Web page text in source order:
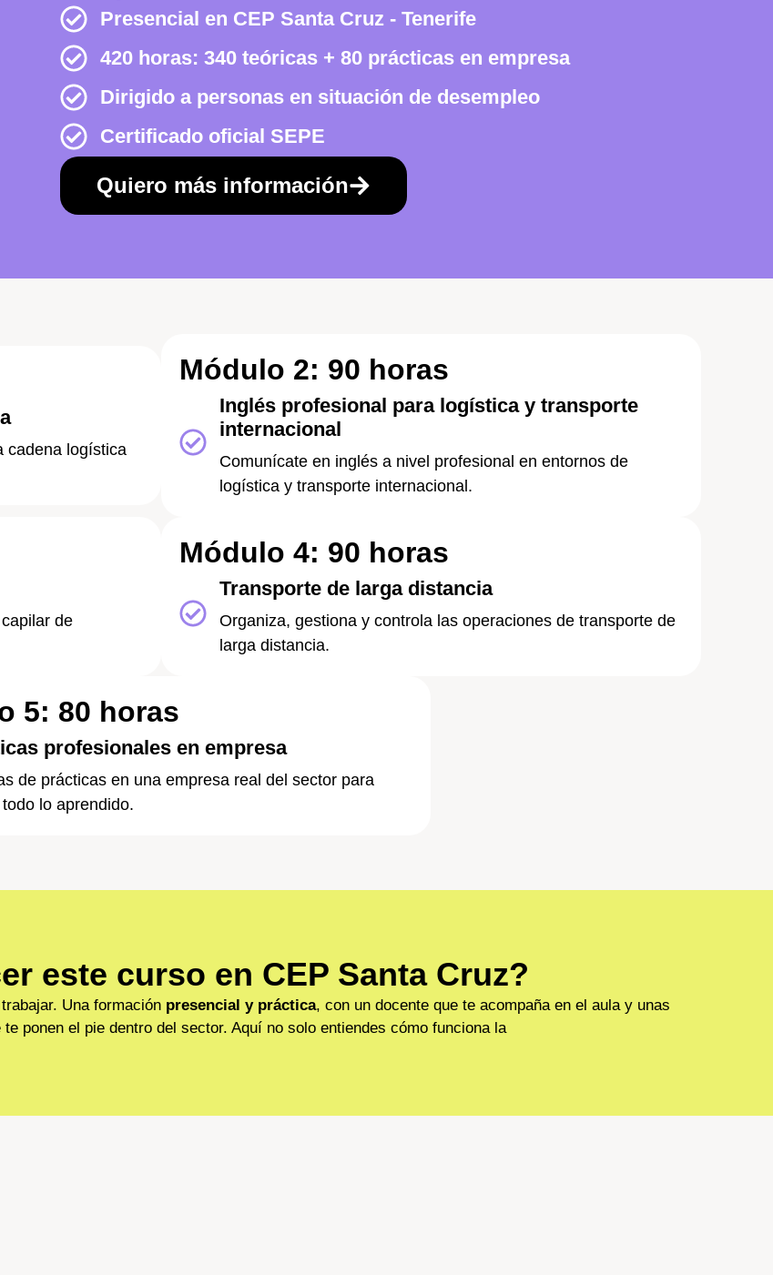
Presencial en CEP Santa Cruz - Tenerife
420 horas: 340 teóricas + 80 prácticas en empresa
Dirigido a personas en situación de desempleo
Certificado oficial SEPE
Quiero más información
cadena logística
Módulo 2: 90 horas
Inglés profesional para logística y transporte
internacional
Comunícate en inglés a nivel profesional en entornos de
logística y transporte internacional.
de
Módulo 4: 90 horas
Transporte de larga distancia
Organiza, gestiona y controla las operaciones de transporte de
larga distancia.
5: 80 horas
profesionales en empresa
de prácticas en una empresa real del sector para
lo aprendido.
este curso en CEP Santa Cruz?
Una formación presencial y práctica, con un docente que te acompaña en el aula y unas
ponen el pie dentro del sector. Aquí no solo entiendes cómo funciona la